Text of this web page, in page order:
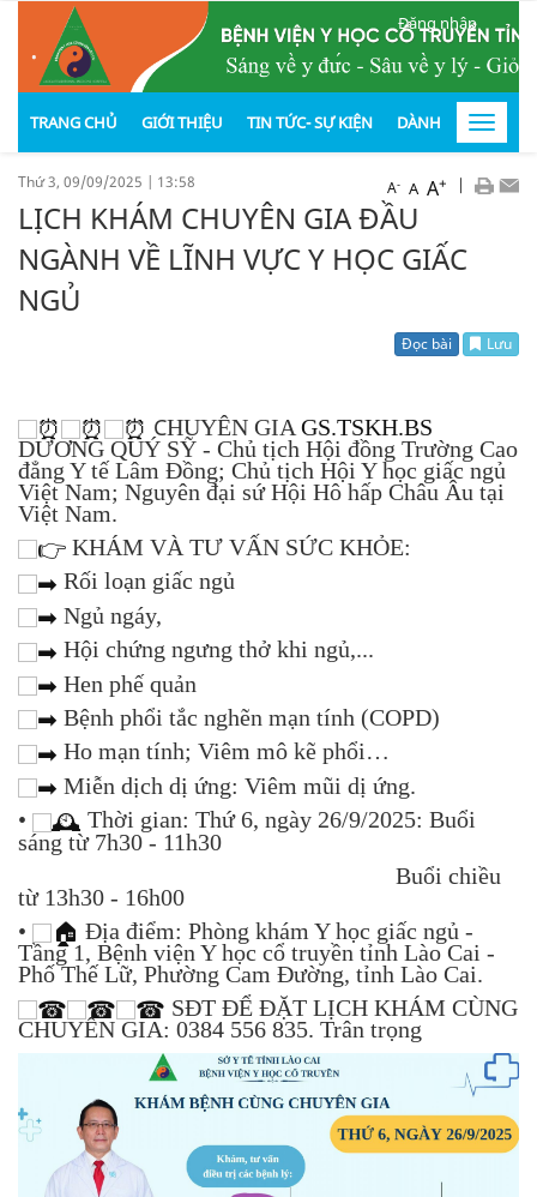
.
Đăng nhập
TRANG CHỦ GIỚI THIỆU TIN TỨC- SỰ KIỆN DÀNH CHOToggle
Thứ 3, 09/09/2025 | 13:58 A- A A+ |
LỊCH KHÁM CHUYÊN GIA ĐẦU
NGÀNH VỀ LĨNH VỰC Y HỌC GIẤC
NGỦ
Đọc bài Lưu
CHUYÊN GIA GS.TSKH.BS
DƯƠNG QUÝ SỸ - Chủ tịch Hội đồng Trường Cao
đẳng Y tế Lâm Đồng; Chủ tịch Hội Y học giấc ngủ
Việt Nam; Nguyên đại sứ Hội Hô hấp Châu Âu tại
Việt Nam.
KHÁM VÀ TƯ VẤN SỨC KHỎE:
Rối loạn giấc ngủ
Ngủ ngáy,
Hội chứng ngưng thở khi ngủ,...
Hen phế quản
Bệnh phổi tắc nghẽn mạn tính (COPD)
Ho mạn tính; Viêm mô kẽ phổi…
Miễn dịch dị ứng: Viêm mũi dị ứng.
•
Thời gian: Thứ 6, ngày 26/9/2025: Buổi
sáng từ 7h30 - 11h30
Buổi chiều
từ 13h30 - 16h00
•
Địa điểm: Phòng khám Y học giấc ngủ -
Tầng 1, Bệnh viện Y học cổ truyền tỉnh Lào Cai -
Phố Thế Lữ, Phường Cam Đường, tỉnh Lào Cai.
SĐT ĐỂ ĐẶT LỊCH KHÁM CÙNG
CHUYÊN GIA: 0384 556 835. Trân trọng